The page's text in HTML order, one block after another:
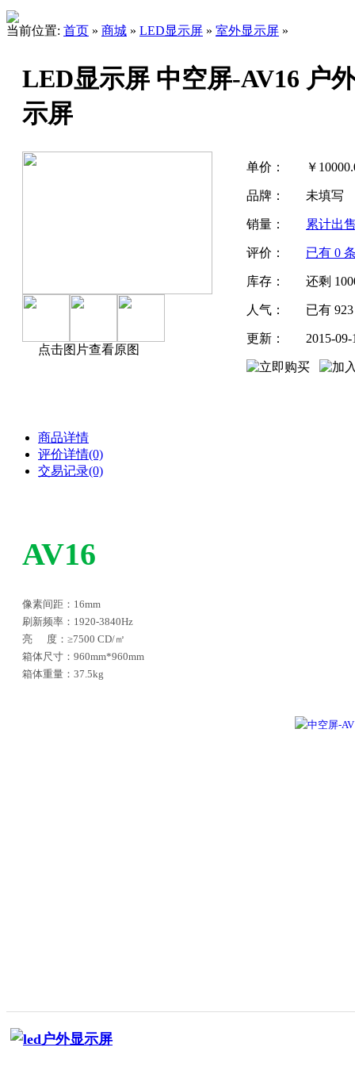
当前位置: 首页 » 商城 » LED显示屏 » 室外显示屏 »
LED显示屏 中空屏-AV16 户
示屏
点击图片查看原图
单价： ￥
品牌： 未填写
销量： 累计出
评价： 已有 0
库存： 还剩
人气： 已有 923
更新： 2015-09-
商品详情
评价详情(0)
交易记录(0)
AV16
像素间距：16mm
刷新频率：1920-3840Hz
亮 度：≥7500 CD/㎡
箱体尺寸：960mm*960mm
箱体重量：37.5kg